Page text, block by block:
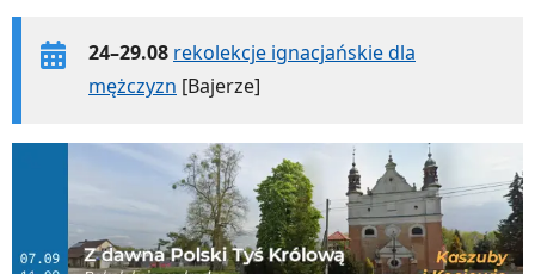
24–29.08 rekolekcje ignacjańskie dla
mężczyzn [Bajerze]